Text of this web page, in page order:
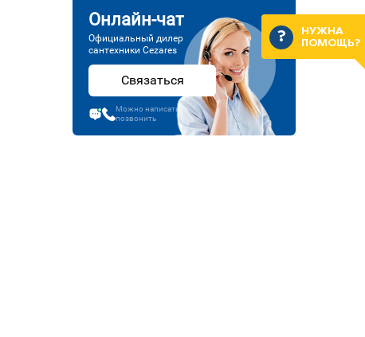
Онлайн-чат
Официальный дилер
сантехники Cezares
Связаться
Можно написать или
позвонить
НУЖНА
ПОМОЩЬ?